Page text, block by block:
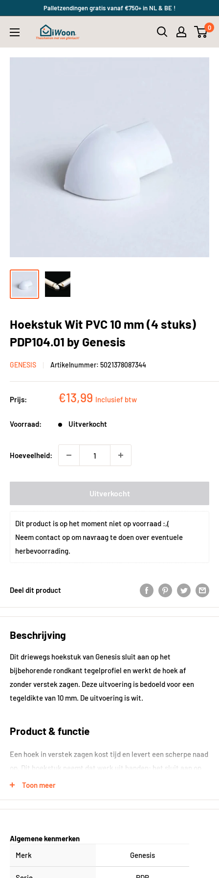
content
Palletzendingen gratis vanaf €750+ in NL & BE !
iWoon.nl 0
Hoekstuk Wit PVC 10 mm (4 stuks)
PDP104.01 by Genesis
GENESIS Artikelnummer: 5021378087344
Prijs: Kortingsprijs
€13,99 Inclusief btw
Voorraad: Uitverkocht
Hoeveelheid:
Uitverkocht
Dit product is op het moment niet op voorraad :,(
Neem contact op om navraag te doen over eventuele
herbevoorrading.
Deel dit product
Beschrijving
Dit driewegs hoekstuk van Genesis sluit aan op het
bijbehorende rondkant tegelprofiel en werkt de hoek af
zonder verstek zagen. Deze uitvoering is bedoeld voor een
tegeldikte van 10 mm. De uitvoering is wit.
Product & functie
Een hoek in verstek zagen kost tijd en levert een scherpe naad
op. Dit hoekstuk neemt dat werk uit handen: het sluit aan op
het profiel en geeft een afgeronde, veilige hoek. Het profiel is
Dit hoekstuk hoort bij de kwartronde kunststof tegelprofielen
uit de ETR-serie. Neem het hoekstuk in dezelfde dikte en
Toon meer
Algemene kenmerken
Merk
Genesis